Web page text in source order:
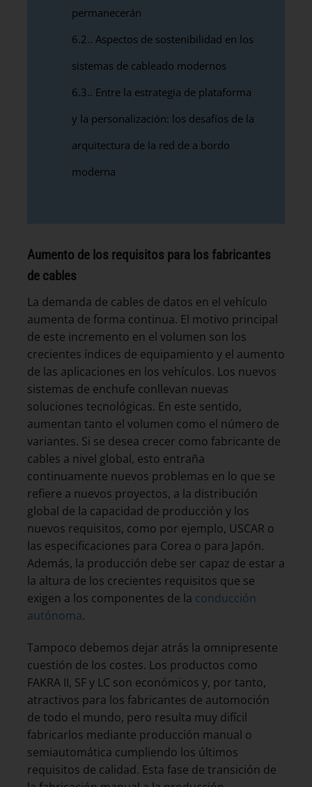
permanecerán
6.2. Aspectos de sostenibilidad en los
sistemas de cableado modernos
6.3. Entre la estrategia de plataforma
y la personalización: los desafíos de la
arquitectura de la red de a bordo
moderna
Aumento de los requisitos para los fabricantes
de cables
La demanda de cables de datos en el vehículo
aumenta de forma continua. El motivo principal
de este incremento en el volumen son los
crecientes índices de equipamiento y el aumento
de las aplicaciones en los vehículos. Los nuevos
sistemas de enchufe conllevan nuevas
soluciones tecnológicas. En este sentido,
aumentan tanto el volumen como el número de
variantes. Si se desea crecer como fabricante de
cables a nivel global, esto entraña
continuamente nuevos problemas en lo que se
refiere a nuevos proyectos, a la distribución
global de la capacidad de producción y los
nuevos requisitos, como por ejemplo, USCAR o
las especificaciones para Corea o para Japón.
Además, la producción debe ser capaz de estar a
la altura de los crecientes requisitos que se
exigen a los componentes de la conducción
autónoma.
Tampoco debemos dejar atrás la omnipresente
cuestión de los costes. Los productos como
FAKRA II, SF y LC son económicos y, por tanto,
atractivos para los fabricantes de automoción
de todo el mundo, pero resulta muy difícil
fabricarlos mediante producción manual o
semiautomática cumpliendo los últimos
requisitos de calidad. Esta fase de transición de